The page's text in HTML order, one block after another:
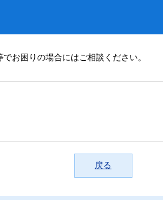
お困りの場合にはご相談ください。
戻る